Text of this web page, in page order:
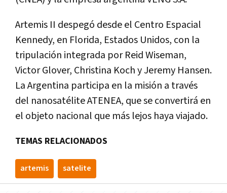
Artemis II despegó desde el Centro Espacial
Kennedy, en Florida, Estados Unidos, con la
tripulación integrada por Reid Wiseman,
Victor Glover, Christina Koch y Jeremy Hansen.
La Argentina participa en la misión a través
del nanosatélite ATENEA, que se convertirá en
el objeto nacional que más lejos haya viajado.
TEMAS RELACIONADOS
artemis satelite